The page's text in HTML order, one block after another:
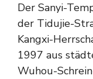
Der Sanyi-
der Tidujie-
Kangxi-
1997 aus
Wuhou-